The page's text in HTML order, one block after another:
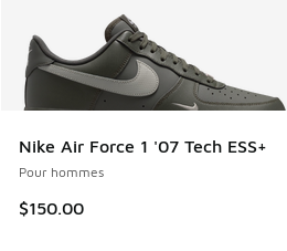
Nike Air Force 1 '07 Tech ESS+
Pour hommes
$150.00